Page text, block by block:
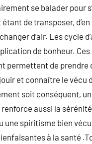
se balader pour
de transposer,
d’air. Les cycle
de bonheur.
permettent de prendre
et connaître le vécu
soit conséquent,
aussi la
une spiritisme bien
à la santé